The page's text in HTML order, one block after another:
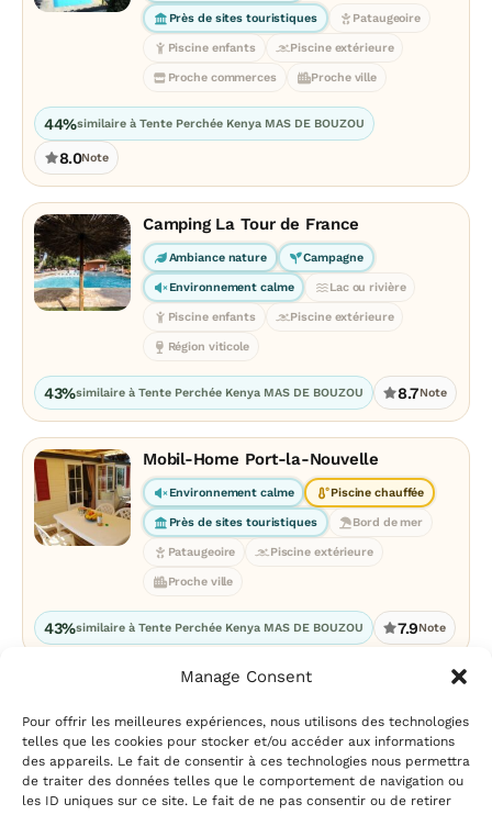
Manage Consent
Pour offrir les meilleures expériences, nous utilisons des technologies
telles que les cookies pour stocker et/ou accéder aux informations
des appareils. Le fait de consentir à ces technologies nous permettra
de traiter des données telles que le comportement de navigation ou
les ID uniques sur ce site. Le fait de ne pas consentir ou de retirer
Près de sites touristiques Pataugeoire
Piscine enfants Piscine extérieure
Proche commerces Proche ville
44%similaire à Tente Perchée Kenya MAS DE BOUZOU
8.0Note
Camping La Tour de France
Ambiance nature Campagne
Environnement calme Lac ou rivière
Piscine enfants Piscine extérieure
Région viticole
43%similaire à Tente Perchée Kenya MAS DE BOUZOU 8.7Note
Mobil-Home Port-la-Nouvelle
Environnement calme Piscine chauffée
Près de sites touristiques Bord de mer
Pataugeoire Piscine extérieure
Proche ville
43%similaire à Tente Perchée Kenya MAS DE BOUZOU 7.9Note
Mentions légales|Politique